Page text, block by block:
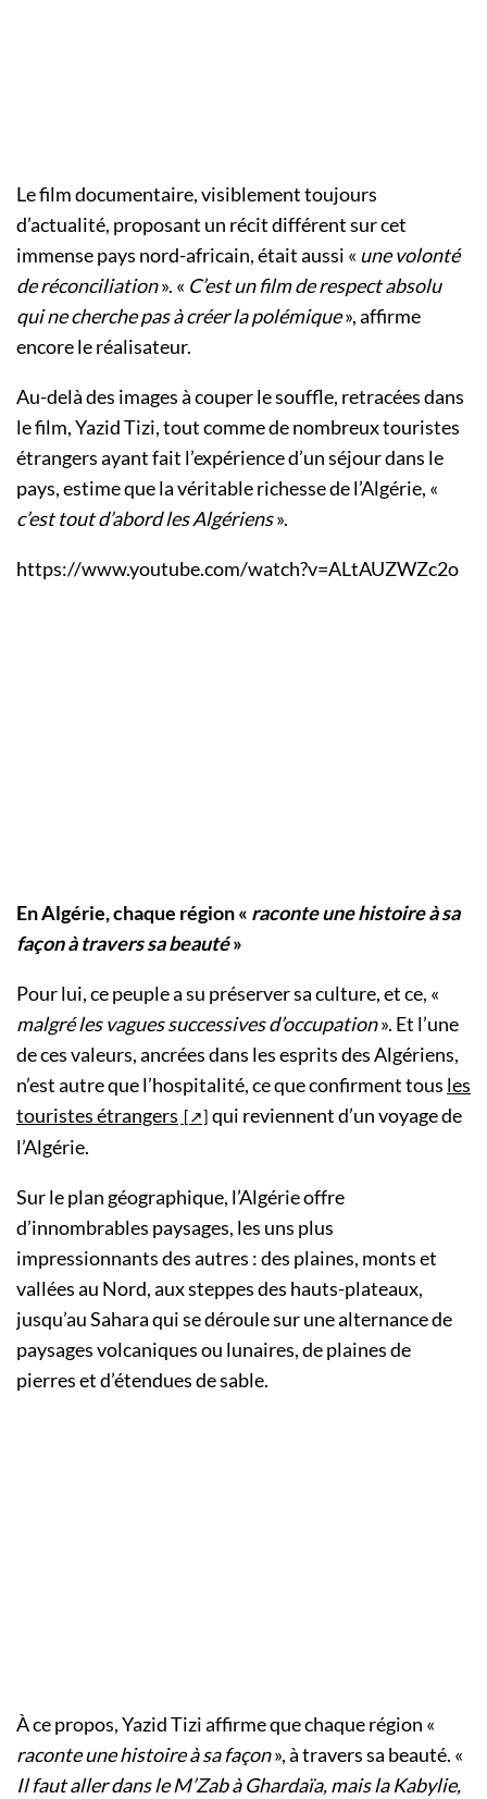
Le film documentaire, visiblement toujours
d’actualité, proposant un récit différent sur cet
immense pays nord-africain, était aussi « une volonté
de réconciliation». « C’est un film de respect absolu
qui ne cherche pas à créer la polémique», affirme
encore le réalisateur.
Au-delà des images à couper le souffle, retracées dans
le film, Yazid Tizi, tout comme de nombreux touristes
étrangers ayant fait l’expérience d’un séjour dans le
pays, estime que la véritable richesse de l’Algérie, «
c’est tout d’abord les Algériens».
https://www.youtube.com/watch?v=ALtAUZWZc2o
En Algérie, chaque région « raconte une histoire à sa
façon à travers sa beauté»
Pour lui, ce peuple a su préserver sa culture, et ce, «
malgré les vagues successives d’occupation». Et l’une
de ces valeurs, ancrées dans les esprits des Algériens,
n’est autre que l’hospitalité, ce que confirment tous les
touristes étrangers
qui reviennent d’un voyage de
l’Algérie.
Sur le plan géographique, l’Algérie offre
d’innombrables paysages, les uns plus
impressionnants des autres : des plaines, monts et
vallées au Nord, aux steppes des hauts-plateaux,
jusqu’au Sahara qui se déroule sur une alternance de
paysages volcaniques ou lunaires, de plaines de
pierres et d’étendues de sable.
À ce propos, Yazid Tizi affirme que chaque région «
raconte une histoire à sa façon», à travers sa beauté. «
Il faut aller dans le M’Zab à Ghardaïa, mais la Kabylie,